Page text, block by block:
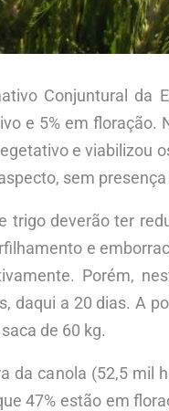
Conjuntural da
e 5% em floração.
e viabilizou
sem
trigo deverão ter
e
Porém,
daqui a 20 dias. A
de 60 kg.
da canola (52,5 mil
47% estão em